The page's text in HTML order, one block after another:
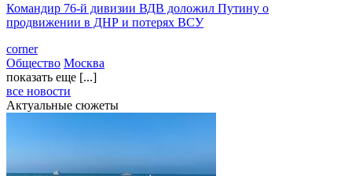
Командир 76-й дивизии ВДВ доложил Путину о
продвижении в ДНР и потерях ВСУ
corner
Общество Москва
показать еще [...]
все новости
Актуальные сюжеты